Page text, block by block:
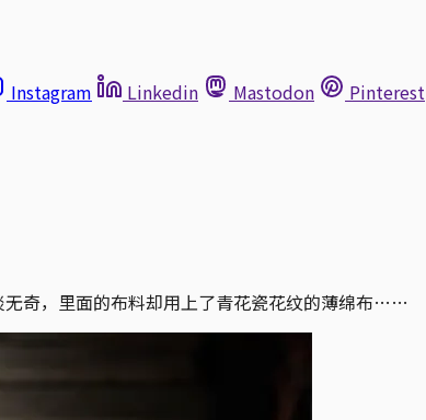
Instagram Linkedin Mastodon Pinterest
奇，里面的布料却用上了青花瓷花纹的薄绵布……